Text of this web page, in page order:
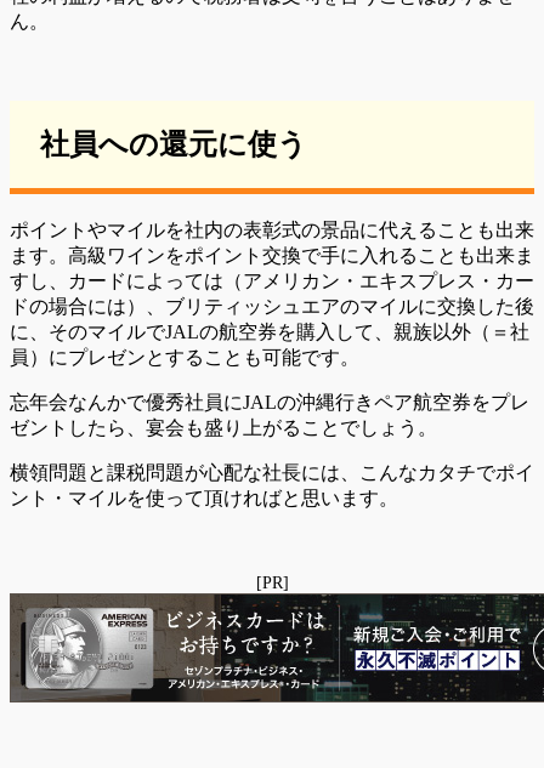
ん。
社員への還元に使う
ポイントやマイルを社内の表彰式の景品に代えることも出来
ます。高級ワインをポイント交換で手に入れることも出来ま
すし、カードによっては（アメリカン・エキスプレス・カー
ドの場合には）、ブリティッシュエアのマイルに交換した後
に、そのマイルでJALの航空券を購入して、親族以外（＝社
員）にプレゼンとすることも可能です。
忘年会なんかで優秀社員にJALの沖縄行きペア航空券をプレ
ゼントしたら、宴会も盛り上がることでしょう。
横領問題と課税問題が心配な社長には、こんなカタチでポイ
ント・マイルを使って頂ければと思います。
[PR]